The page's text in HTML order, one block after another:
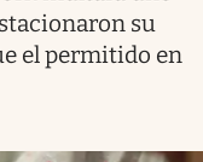
su
el permitido en